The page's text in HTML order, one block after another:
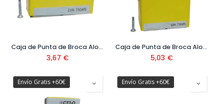
Caja de Punta de Broca Alomada DIN 7504N 4,2 mm
3,67 €
Caja de Punta de Broca Alomada DIN 7504N 4,8 mm
5,03 €
Envío Gratis +60€ Envío Gratis +60€